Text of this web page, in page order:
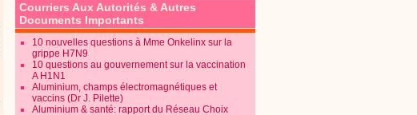
Courriers Aux Autorités & Autres
Documents Importants
10 nouvelles questions à Mme Onkelinx sur la
grippe H7N9
10 questions au gouvernement sur la vaccination
A H1N1
Aluminium, champs électromagnétiques et
vaccins (Dr J. Pilette)
Aluminium & santé: rapport du Réseau Choix